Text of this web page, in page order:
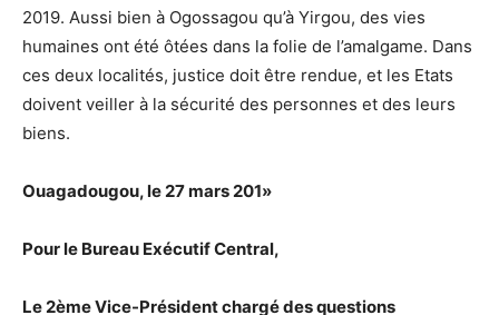
2019. Aussi bien à Ogossagou qu’à Yirgou, des vies
humaines ont été ôtées dans la folie de l’amalgame. Dans
ces deux localités, justice doit être rendue, et les Etats
doivent veiller à la sécurité des personnes et des leurs
biens.
Ouagadougou, le 27 mars 201»
Pour le Bureau Exécutif Central,
Le 2ème Vice-Président chargé des questions